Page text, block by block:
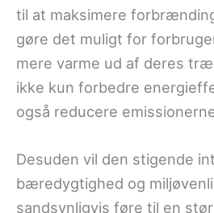
til at maksimere
gøre det muligt for
mere varme ud af deres
ikke kun forbedre
også reducere
Desuden vil den stigende
bæredygtighed og
sandsynligvis føre til en